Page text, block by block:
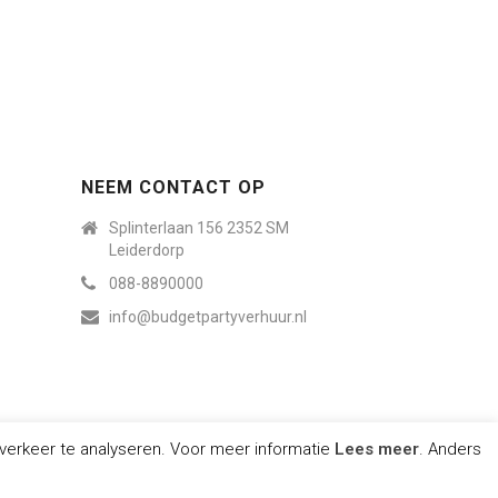
NEEM CONTACT OP
Splinterlaan 156 2352 SM
Leiderdorp
088-8890000
info@budgetpartyverhuur.nl
te analyseren. Voor meer informatie Lees meer. Anders